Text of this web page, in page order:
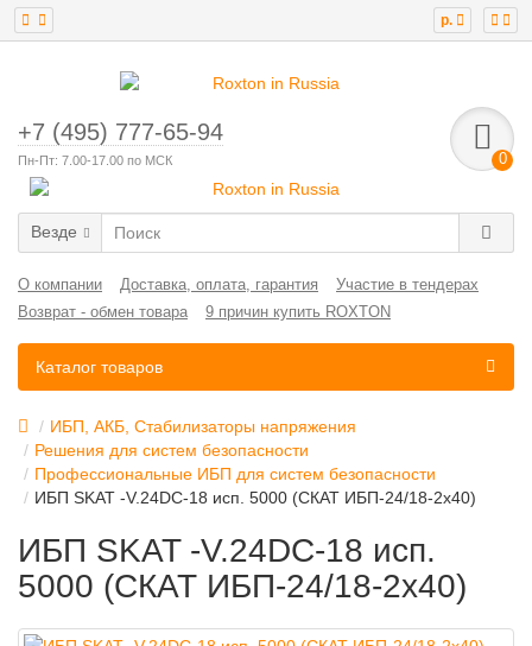
р.
+7 (495) 777-65-94
Пн-Пт: 7.00-17.00 по МСК 0
Везде
О компании Доставка, оплата, гарантия
Участие в тендерах
Возврат - обмен товара
9 причин купить ROXTON
Каталог товаров
ИБП, АКБ, Стабилизаторы напряжения
Решения для систем безопасности
Профессиональные ИБП для систем безопасности
ИБП SKAT -V.24DC-18 исп. 5000 (СКАТ ИБП-24/18-2x40)
ИБП SKAT -V.24DC-18 исп.
5000 (СКАТ ИБП-24/18-2x40)